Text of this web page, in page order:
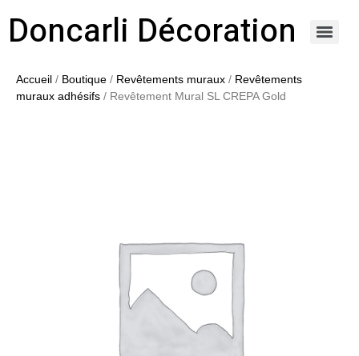
Doncarli Décoration
Accueil / Boutique / Revêtements muraux / Revêtements
muraux adhésifs / Revêtement Mural SL CREPA Gold